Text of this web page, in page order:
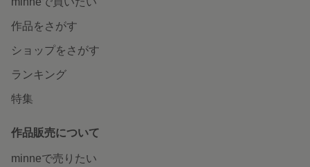
作品をさがす
ショップをさがす
ランキング
特集
作品販売について
minneで売りたい